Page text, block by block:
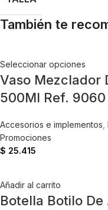
También te
Seleccionar opciones
Vaso Mezclador
500Ml Ref. 9060
Accesorios e implementos
Promociones
$ 25.415
Añadir al carrito
Botella Botilo